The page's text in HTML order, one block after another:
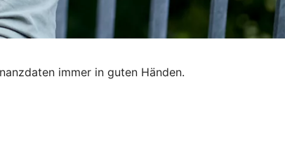
immer in guten Händen.